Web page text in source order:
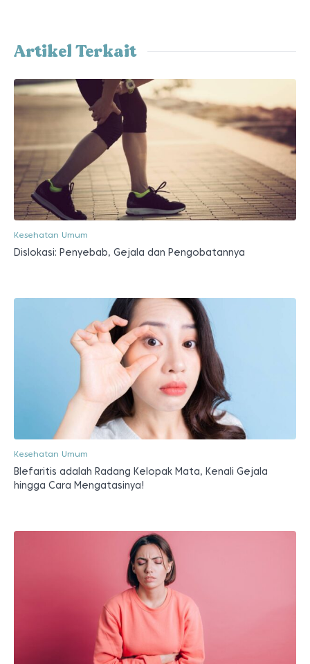
Artikel Terkait
Kesehatan Umum
Dislokasi: Penyebab, Gejala dan Pengobatannya
Kesehatan Umum
Blefaritis adalah Radang Kelopak Mata, Kenali Gejala
hingga Cara Mengatasinya!